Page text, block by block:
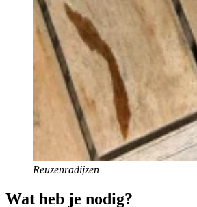
Reuzenradijzen
Wat heb je nodig?